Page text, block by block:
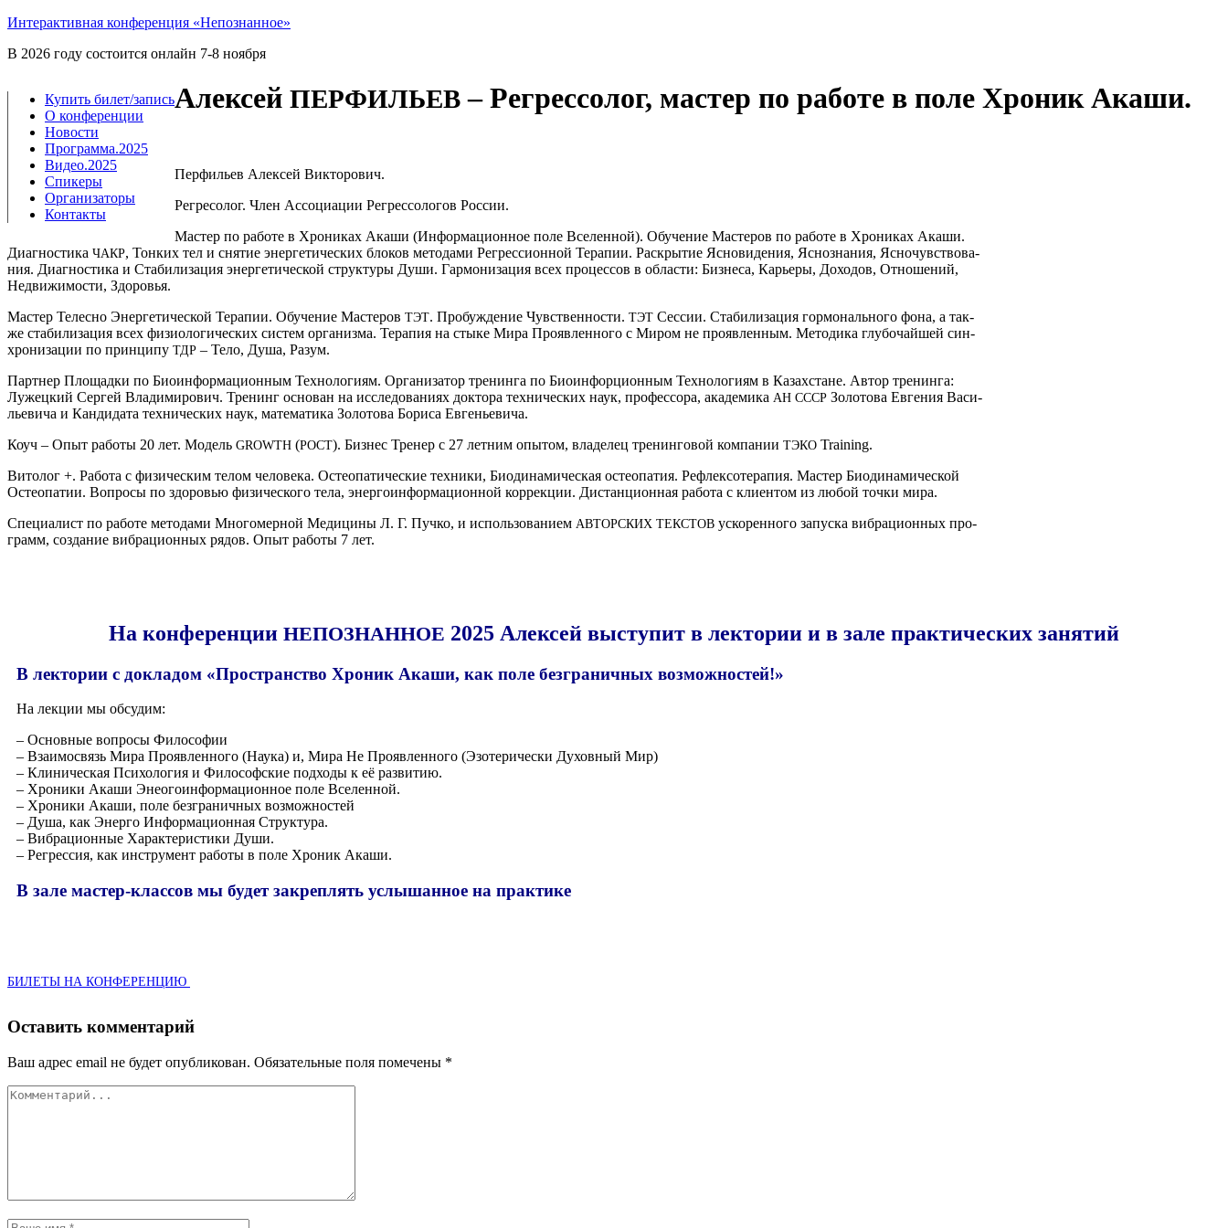
Интерактивная конференция «Непознанное»
В 2026 году состоится онлайн 7-8 ноября
Купить билет/​запись
О конференции
Новости
Программа.2025
Видео.2025
Спикеры
Организаторы
Контакты
Алексей ПЕРФИЛЬЕВ – Регрессолог, мастер по работе в поле Хроник Акаши.
Пер­фи­льев Алек­сей Викторович.
Регре­со­лог. Член Ассо­ци­а­ции Регрес­со­ло­гов России.
Мастер по рабо­те в Хро­ни­ках Ака­ши (Инфор­ма­ци­он­ное поле Все­лен­ной). Обу­че­ние Масте­ров по рабо­те в Хро­ни­ках Ака­ши.
Диа­гно­сти­ка ЧАКР, Тон­ких тел и сня­тие энер­ге­ти­че­ских бло­ков мето­да­ми Регрес­си­он­ной Тера­пии. Рас­кры­тие Ясно­ви­де­ния, Ясно­зна­ния, Ясно­чув­ство­ва­
ния. Диа­гно­сти­ка и Ста­би­ли­за­ция энер­ге­ти­че­ской струк­ту­ры Души. Гар­мо­ни­за­ция всех про­цес­сов в обла­сти: Биз­не­са, Карье­ры, Дохо­дов, Отно­ше­ний,
Недви­жи­мо­сти, Здоровья.
Мастер Телес­но Энер­ге­ти­че­ской Тера­пии. Обу­че­ние Масте­ров ТЭТ. Про­буж­де­ние Чув­ствен­но­сти. ТЭТ Сес­сии. Ста­би­ли­за­ция гор­мо­наль­но­го фона, а так­
же ста­би­ли­за­ция всех физио­ло­ги­че­ских систем орга­низ­ма. Тера­пия на сты­ке Мира Про­яв­лен­но­го с Миром не про­яв­лен­ным. Мето­ди­ка глу­бо­чай­шей син­
хро­ни­за­ции по прин­ци­пу ТДР – Тело, Душа, Разум.
Парт­нер Пло­щад­ки по Био­ин­фор­ма­ци­он­ным Тех­но­ло­ги­ям. Орга­ни­за­тор тре­нин­га по Био­ин­фор­ци­он­ным Тех­но­ло­ги­ям в Казах­стане. Автор тре­нин­га:
Лужец­кий Сер­гей Вла­ди­ми­ро­вич. Тре­нинг осно­ван на иссле­до­ва­ни­ях док­то­ра тех­ни­че­ских наук, про­фес­со­ра, ака­де­ми­ка АН СССР Золо­то­ва Евге­ния Васи­
лье­ви­ча и Кан­ди­да­та тех­ни­че­ских наук, мате­ма­ти­ка Золо­то­ва Бори­са Евгеньевича.
Коуч – Опыт рабо­ты 20 лет. Модель GROWTH (РОСТ). Биз­нес Тре­нер с 27 лет­ним опы­том, вла­де­лец тре­нин­го­вой ком­па­нии ТЭКО Training.
Вито­лог +. Рабо­та с физи­че­ским телом чело­ве­ка. Остео­па­ти­че­ские тех­ни­ки, Био­ди­на­ми­че­ская остео­па­тия. Рефлек­со­те­ра­пия. Мастер Био­ди­на­ми­че­ской
Остео­па­тии. Вопро­сы по здо­ро­вью физи­че­ско­го тела, энер­го­ин­фор­ма­ци­он­ной кор­рек­ции. Дистан­ци­он­ная рабо­та с кли­ен­том из любой точ­ки мира.
Спе­ци­а­лист по рабо­те мето­да­ми Мно­го­мер­ной Меди­ци­ны Л. Г. Пуч­ко, и исполь­зо­ва­ни­ем АВТОР­СКИХ ТЕК­СТОВ уско­рен­но­го запус­ка виб­ра­ци­он­ных про­
грамм, созда­ние виб­ра­ци­он­ных рядов. Опыт рабо­ты 7 лет.
На конференции НЕПОЗНАННОЕ 2025 Алексей выступит в лектории и в зале практических занятий
В лектории с докладом «Пространство Хроник Акаши, как поле безграничных возможностей!»
На лек­ции мы обсудим:
– Основ­ные вопро­сы Философии
– Вза­и­мо­связь Мира Про­яв­лен­но­го (Нау­ка) и, Мира Не Про­яв­лен­но­го (Эзо­те­ри­че­ски Духов­ный Мир)
– Кли­ни­че­ская Пси­хо­ло­гия и Фило­соф­ские под­хо­ды к её развитию.
– Хро­ни­ки Ака­ши Эне­ого­ин­фор­ма­ци­он­ное поле Вселенной.
– Хро­ни­ки Ака­ши, поле без­гра­нич­ных возможностей
– Душа, как Энер­го Инфор­ма­ци­он­ная Структура.
– Виб­ра­ци­он­ные Харак­те­ри­сти­ки Души.
– Регрес­сия, как инстру­мент рабо­ты в поле Хро­ник Ака­ши.
В зале мастер-классов мы будет закреплять услышанное на практике
БИЛЕ­ТЫ НА КОНФЕРЕНЦИЮ
Оставить комментарий
Ваш адрес email не будет опубликован. Обязательные поля помечены *